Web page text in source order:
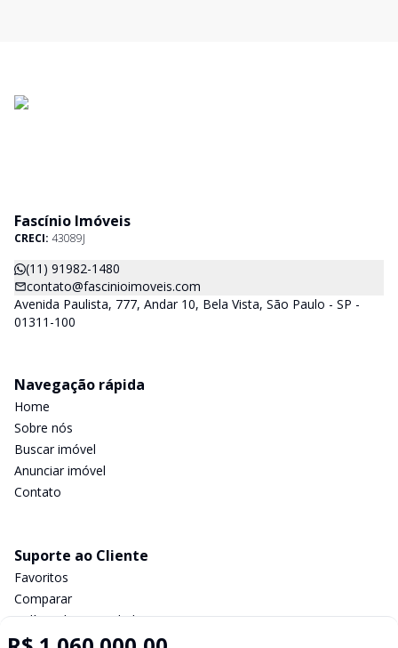
Fascínio Imóveis
CRECI: 43089J
(11) 91982-1480
contato@fascinioimoveis.com
Avenida Paulista, 777, Andar 10, Bela Vista, São Paulo - SP -
01311-100
Navegação rápida
Home
Sobre nós
Buscar imóvel
Anunciar imóvel
Contato
Suporte ao Cliente
Favoritos
Comparar
Política de privacidade